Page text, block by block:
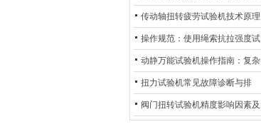
理与行业应用
传动轴扭转疲劳试验机技术原理
与行业应用
操作规范：使用绳索抗拉强度试
验机的完整测试步骤
动静万能试验机操作指南：复杂
动态测试的标准化流程
扭力试验机常见故障诊断与排
除：从传感器信号异常到机械传
阀门扭转试验机精度影响因素及